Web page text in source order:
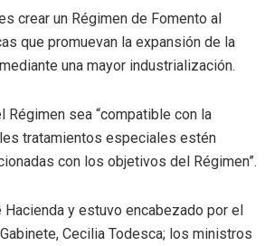
crear un Régimen de Fomento al
que promuevan la expansión de la
una mayor industrialización.
Régimen sea “compatible con la
tratamientos especiales estén
con los objetivos del Régimen”.
y estuvo encabezado por el
Cecilia Todesca; los ministros